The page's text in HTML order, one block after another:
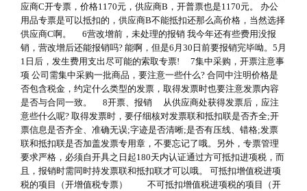
应商C开专票，价格1170元，供应商B，开普票也是1170元。 办公
用品专票是可以抵扣的，供应商B不能抵扣还那么高价格，当然选择
供应商C啊。 6营改增前，未处理的报销 我今年还有些费用没报
销，营改增后还能报销吗? 能啊，但是6月30日前要报销完毕呦。5月
1日后，发生费用支出尽可能的索取专票! 7集中采购，开票注意事
项 公司需集中采购一批商品，要注意一些什么? 合同中注明价格是
否包含税金，约定什么类型的发票，取得发票时也要注意发票内容
是否与合同一致。 8开票、报销 从供应商处获得发票后，应注
意些什么呢? 取得发票时，要仔细核对发票联和抵扣联是否齐全;开
票信息是否齐全、准确无误;字迹是否清晰;是否有压线、错格;发票
联和抵扣联是否加盖发票专用章，不要忘记了哦。另外，专票管理
要求严格，必须自开具之日起180天内认证通过方可抵扣进项税，而
且，报销时需同时持发票联和抵扣联才可以哦。 可抵扣增值税进项
税的项目（开增值税专票） 不可抵扣增值税进项税的项目（开